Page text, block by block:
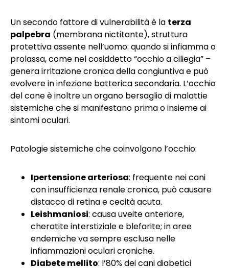
Un secondo fattore di vulnerabilità è la terza
palpebra (membrana nictitante), struttura
protettiva assente nell’uomo: quando si infiamma o
prolassa, come nel cosiddetto “occhio a ciliegia” –
genera irritazione cronica della congiuntiva e può
evolvere in infezione batterica secondaria. L’occhio
del cane è inoltre un organo bersaglio di malattie
sistemiche che si manifestano prima o insieme ai
sintomi oculari.
Patologie sistemiche che coinvolgono l’occhio:
Ipertensione arteriosa: frequente nei cani
con insufficienza renale cronica, può causare
distacco di retina e cecità acuta.
Leishmaniosi: causa uveite anteriore,
cheratite interstiziale e blefarite; in aree
endemiche va sempre esclusa nelle
infiammazioni oculari croniche.
Diabete mellito: l’80% dei cani diabetici